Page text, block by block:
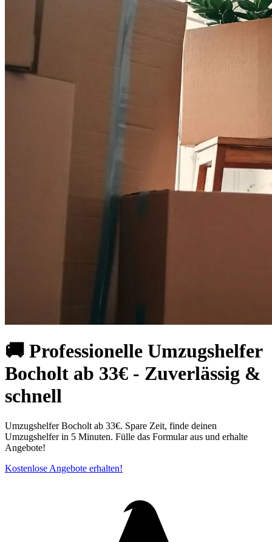
🚚 Professionelle Umzugshelfer
Bocholt ab 33€ - Zuverlässig &
schnell
Umzugshelfer Bocholt ab 33€. Spare Zeit, finde deinen
Umzugshelfer in 5 Minuten. Fülle das Formular aus und erhalte
Angebote!
Kostenlose Angebote erhalten!